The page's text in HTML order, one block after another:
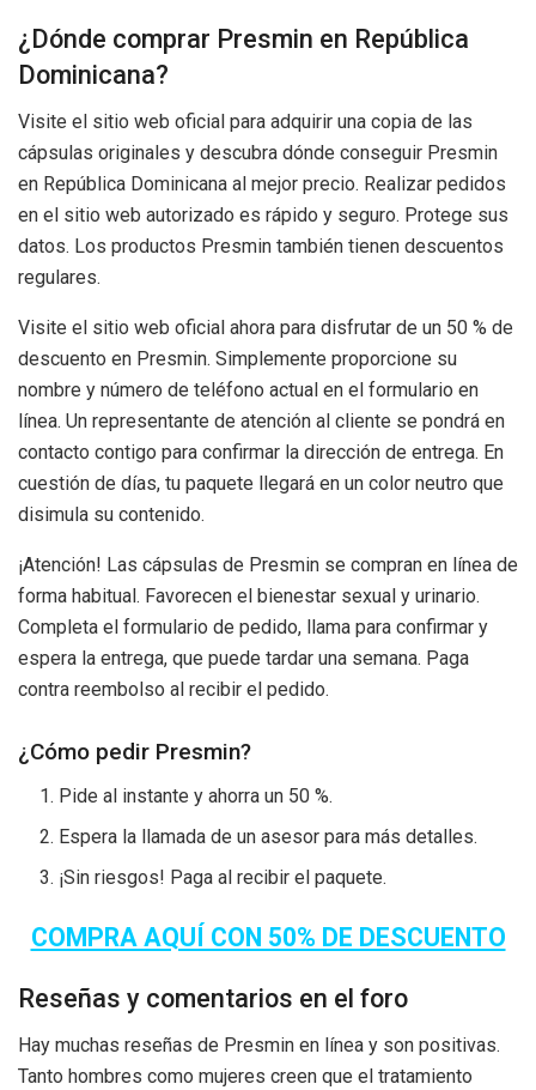
¿Dónde comprar Presmin en República
Dominicana?
Visite el sitio web oficial para adquirir una copia de las
cápsulas originales y descubra dónde conseguir Presmin
en República Dominicana al mejor precio. Realizar pedidos
en el sitio web autorizado es rápido y seguro. Protege sus
datos. Los productos Presmin también tienen descuentos
regulares.
Visite el sitio web oficial ahora para disfrutar de un 50 % de
descuento en Presmin. Simplemente proporcione su
nombre y número de teléfono actual en el formulario en
línea. Un representante de atención al cliente se pondrá en
contacto contigo para confirmar la dirección de entrega. En
cuestión de días, tu paquete llegará en un color neutro que
disimula su contenido.
¡Atención! Las cápsulas de Presmin se compran en línea de
forma habitual. Favorecen el bienestar sexual y urinario.
Completa el formulario de pedido, llama para confirmar y
espera la entrega, que puede tardar una semana. Paga
contra reembolso al recibir el pedido.
¿Cómo pedir Presmin?
Pide al instante y ahorra un 50 %.
Espera la llamada de un asesor para más detalles.
¡Sin riesgos! Paga al recibir el paquete.
COMPRA AQUÍ CON 50% DE DESCUENTO
Reseñas y comentarios en el foro
Hay muchas reseñas de Presmin en línea y son positivas.
Tanto hombres como mujeres creen que el tratamiento